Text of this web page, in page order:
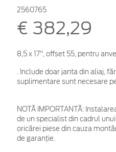
2560765
€ 382,29
8,5 x 17", offset 55, pentru
. Include doar janta din aliaj,
suplimentare sunt necesare
NOTĂ IMPORTANTĂ:
de un specialist din cadrul
oricărei piese din cauza
de garanţie.